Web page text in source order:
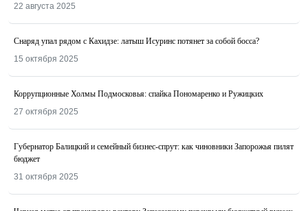
22 августа 2025
Снаряд упал рядом с Кахидзе: латыш Исуринс потянет за собой босса?
15 октября 2025
Коррупционные Холмы Подмосковья: спайка Пономаренко и Ружицких
27 октября 2025
Губернатор Балицкий и семейный бизнес-спрут: как чиновники Запорожья пилят
бюджет
31 октября 2025